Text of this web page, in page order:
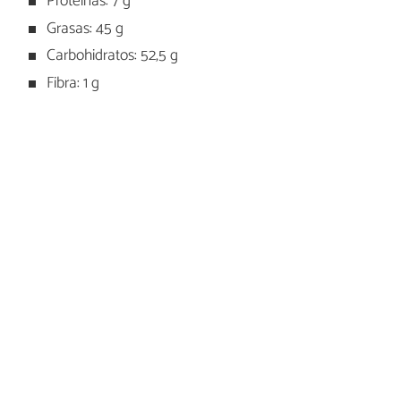
Grasas: 45 g
Carbohidratos: 52,5 g
Fibra: 1 g